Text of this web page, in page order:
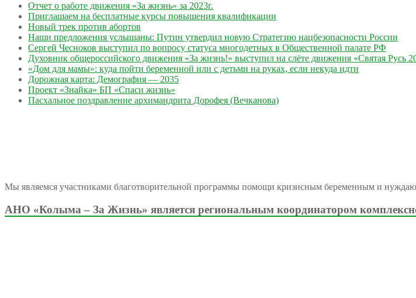
Отчет о работе движения «За жизнь» за 2023г.
Приглашаем на бесплатные курсы повышения квалификации
Новый трек против абортов
Наши предложения услышаны: Путин утвердил новую Стратегию нацбезопасности России
Сергей Чесноков выступил по вопросу статуса многодетных в Общественной палате РФ
Духовник общероссийского движения «За жизнь!» выступил на слёте движения «Святая Русь
«Дом для мамы»: куда пойти беременной или с детьми на руках, если некуда идти
Дорожная карта: Демография — 2035
Проект «Знайка» БП «Спаси жизнь»
Пасхальное поздравление архимандрита Дорофея (Вечканова)
Мы являемся участниками благотворительной программы помощи кризисным беременным и
АНО «Колыма – За Жизнь» является региональным координатором